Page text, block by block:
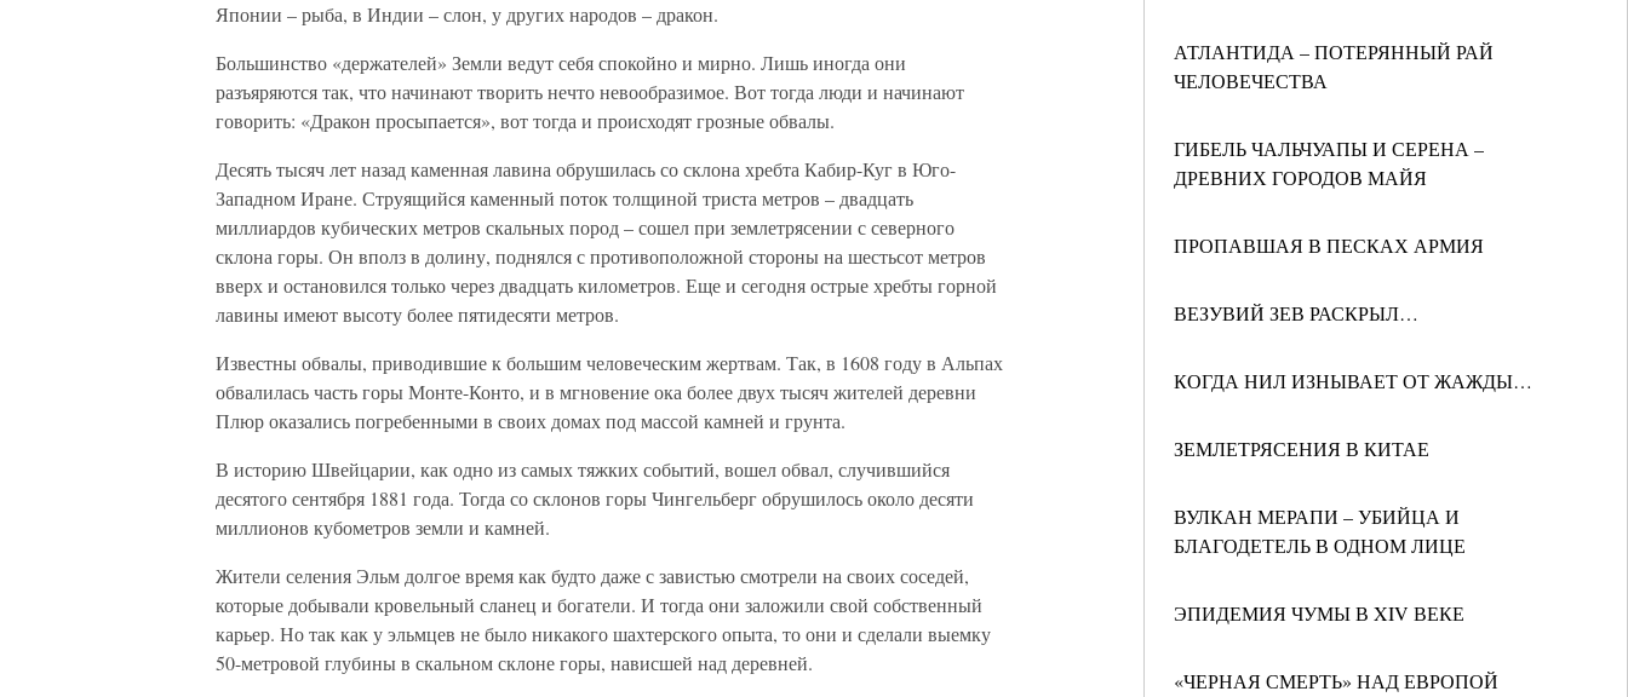
АТЛАНТИДА – ПОТЕРЯННЫЙ РАЙ
ЧЕЛОВЕЧЕСТВА
ГИБЕЛЬ ЧАЛЬЧУАПЫ И СЕРЕНА –
ДРЕВНИХ ГОРОДОВ МАЙЯ
ПРОПАВШАЯ В ПЕСКАХ АРМИЯ
ВЕЗУВИЙ ЗЕВ РАСКРЫЛ…
КОГДА НИЛ ИЗНЫВАЕТ ОТ ЖАЖДЫ…
ЗЕМЛЕТРЯСЕНИЯ В КИТАЕ
ВУЛКАН МЕРАПИ – УБИЙЦА И
БЛАГОДЕТЕЛЬ В ОДНОМ ЛИЦЕ
ЭПИДЕМИЯ ЧУМЫ В XIV ВЕКЕ
«ЧЕРНАЯ СМЕРТЬ» НАД ЕВРОПОЙ
Японии – рыба, в Индии – слон, у других народов – дракон.
Большинство «держателей» Земли ведут себя спокойно и мирно. Лишь иногда они
разъяряются так, что начинают творить нечто невообразимое. Вот тогда люди и начинают
говорить: «Дракон просыпается», вот тогда и происходят грозные обвалы.
Десять тысяч лет назад каменная лавина обрушилась со склона хребта Кабир-Куг в Юго-
Западном Иране. Струящийся каменный поток толщиной триста метров – двадцать
миллиардов кубических метров скальных пород – сошел при землетрясении с северного
склона горы. Он вполз в долину, поднялся с противоположной стороны на шестьсот метров
вверх и остановился только через двадцать километров. Еще и сегодня острые хребты горной
лавины имеют высоту более пятидесяти метров.
Известны обвалы, приводившие к большим человеческим жертвам. Так, в 1608 году в Альпах
обвалилась часть горы Монте-Конто, и в мгновение ока более двух тысяч жителей деревни
Плюр оказались погребенными в своих домах под массой камней и грунта.
В историю Швейцарии, как одно из самых тяжких событий, вошел обвал, случившийся
десятого сентября 1881 года. Тогда со склонов горы Чингельберг обрушилось около десяти
миллионов кубометров земли и камней.
Жители селения Эльм долгое время как будто даже с завистью смотрели на своих соседей,
которые добывали кровельный сланец и богатели. И тогда они заложили свой собственный
карьер. Но так как у эльмцев не было никакого шахтерского опыта, то они и сделали выемку
50-метровой глубины в скальном склоне горы, нависшей над деревней.